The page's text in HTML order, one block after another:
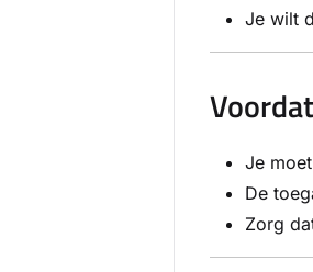
Je wilt
Je
De
Zorg